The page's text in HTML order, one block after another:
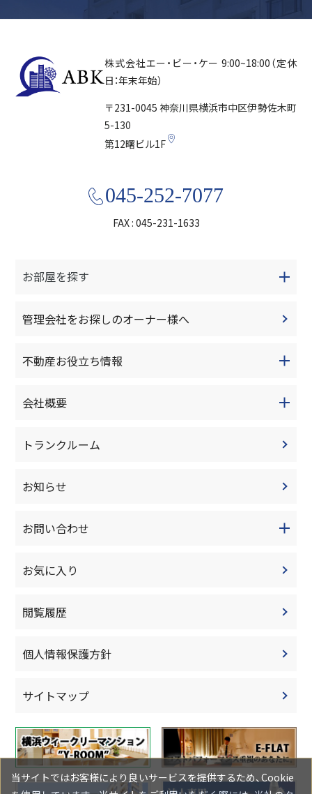
株式会社エー・ビー・ケー 9:00~18:00（定休
日：年末年始）
〒231-0045 神奈川県横浜市中区伊勢佐木町
5-130
第12曙ビル1F
045-252-7077
FAX : 045-231-1633
お部屋を探す
管理会社をお探しのオーナー様へ
不動産お役立ち情報
会社概要
トランクルーム
お知らせ
お問い合わせ
お気に入り
閲覧履歴
個人情報保護方針
サイトマップ
当サイトではお客様により良いサービスを提供するため、Cookie